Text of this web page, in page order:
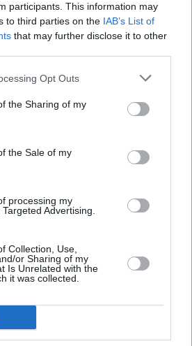
participants. This information may
to third parties on the IAB’s List of
that may further disclose it to other
Opt Outs
the Sharing of my
the Sale of my
processing my
Advertising.
Collection, Use,
or Sharing of my
Is Unrelated with the
it was collected.
2.500 διαγνωστικών κιτ
τα εργαστήρια πέντε
γενικός διευθυντής του ΠΟΥ
μιλώντας στους
ο ΠΟΥ "ενημέρωσε" τις 12
του κρουαζιερόπλοιου όπου
οι οποίοι
τη διάρκεια μιας στάσης στις